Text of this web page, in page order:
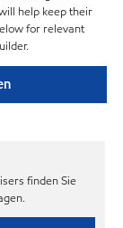
help keep their
for relevant
finden Sie